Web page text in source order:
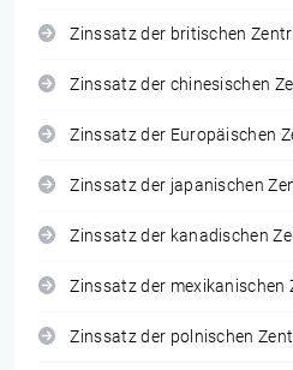
Zinssatz der britischen
Zinssatz der chinesischen
Zinssatz der Europäischen
Zinssatz der japanischen
Zinssatz der kanadischen
Zinssatz der mexikanischen
Zinssatz der polnischen